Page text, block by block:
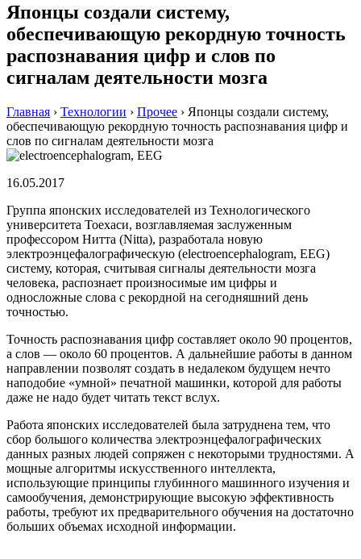
Японцы создали систему,
обеспечивающую рекордную точность
распознавания цифр и слов по
сигналам деятельности мозга
Главная › Технологии › Прочее › Японцы создали систему,
обеспечивающую рекордную точность распознавания цифр и
слов по сигналам деятельности мозга
16.05.2017
Группа японских исследователей из Технологического
университета Тоехаси, возглавляемая заслуженным
профессором Нитта (Nitta), разработала новую
электроэнцефалографическую (electroencephalogram, EEG)
систему, которая, считывая сигналы деятельности мозга
человека, распознает произносимые им цифры и
односложные слова с рекордной на сегодняшний день
точностью.
Точность распознавания цифр составляет около 90 процентов,
а слов — около 60 процентов. А дальнейшие работы в данном
направлении позволят создать в недалеком будущем нечто
наподобие «умной» печатной машинки, которой для работы
даже не надо будет читать текст вслух.
Работа японских исследователей была затруднена тем, что
сбор большого количества электроэнцефалографических
данных разных людей сопряжен с некоторыми трудностями. А
мощные алгоритмы искусственного интеллекта,
использующие принципы глубинного машинного изучения и
самообучения, демонстрирующие высокую эффективность
работы, требуют их предварительного обучения на достаточно
больших объемах исходной информации.